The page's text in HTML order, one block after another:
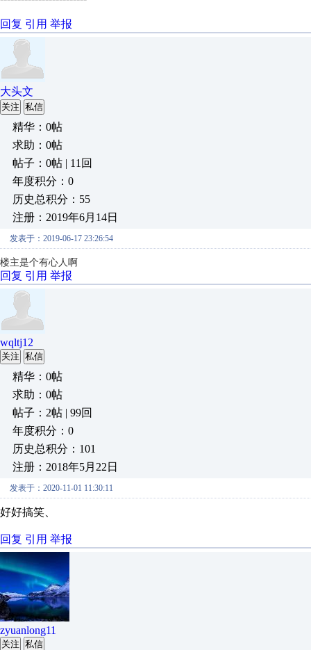
回复 引用 举报
大头文
关注 私信
精华：0帖
求助：0帖
帖子：0帖 | 11回
年度积分：0
历史总积分：55
注册：2019年6月14日
发表于：2019-06-17 23:26:54
楼主是个有心人啊
回复 引用 举报
wqltj12
关注 私信
精华：0帖
求助：0帖
帖子：2帖 | 99回
年度积分：0
历史总积分：101
注册：2018年5月22日
发表于：2020-11-01 11:30:11
好好搞笑、
回复 引用 举报
zyuanlong11
关注 私信